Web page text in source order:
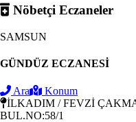
Nöbetçi Eczaneler
SAMSUN
GÜNDÜZ ECZANESİ
Ara
Konum
İLKADIM / FEVZİ
BUL.NO:58/1